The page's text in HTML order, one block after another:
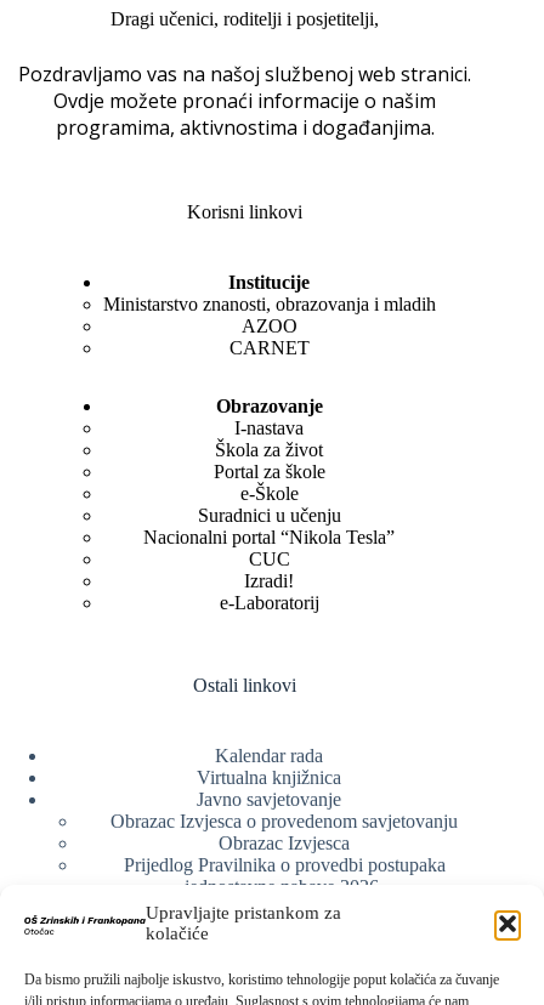
Upravljajte pristankom za
kolačiće
Da bismo pružili najbolje iskustvo, koristimo tehnologije poput kolačića za čuvanje
i/ili pristup informacijama o uređaju. Suglasnost s ovim tehnologijama će nam
Dragi učenici, roditelji i posjetitelji,
Pozdravljamo vas na našoj službenoj web stranici.
Ovdje možete pronaći informacije o našim
programima, aktivnostima i događanjima.
Korisni linkovi
Institucije
Ministarstvo znanosti, obrazovanja i mladih
AZOO
CARNET
Obrazovanje
I-nastava
Škola za život
Portal za škole
e-Škole
Suradnici u učenju
Nacionalni portal “Nikola Tesla”
CUC
Izradi!
e-Laboratorij
Ostali linkovi
Kalendar rada
Virtualna knjižnica
Javno savjetovanje
Obrazac Izvjesca o provedenom savjetovanju
Obrazac Izvjesca
Prijedlog Pravilnika o provedbi postupaka
jednostavne nabave 2026.
Obrazlozenje uz prijedlog Pravilnika o provedbi
postupka jednostavne nabave
Web arhiva
Politika o zaštiti privatnosti